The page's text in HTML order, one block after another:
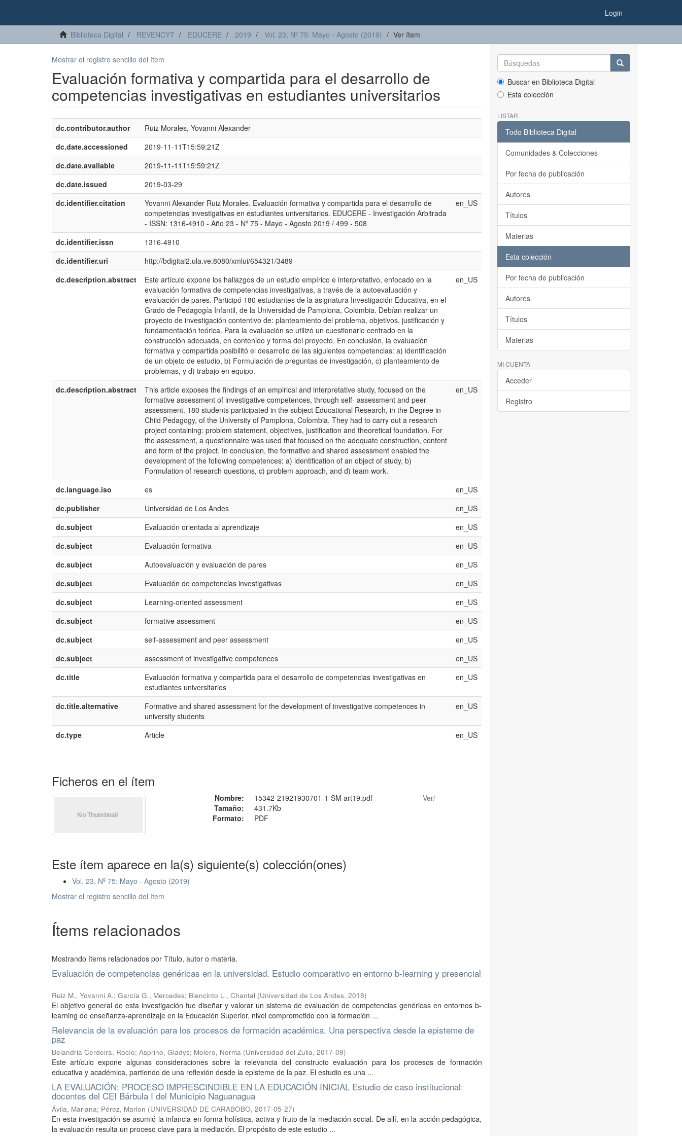
Login
Biblioteca Digital REVENCYT EDUCERE 2019 Vol. 23, Nº 75: Mayo - Agosto (2019) Ver ítem
Mostrar el registro sencillo del ítem
Evaluación formativa y compartida para el desarrollo de
competencias investigativas en estudiantes universitarios
dc.contributor.author
Ruiz Morales, Yovanni Alexander
dc.date.accessioned
2019-11-11T15:59:21Z
dc.date.available
2019-11-11T15:59:21Z
dc.date.issued
2019-03-29
dc.identifier.citation
Yovanni Alexander Ruiz Morales. Evaluación formativa y compartida para el desarrollo de
competencias investigativas en estudiantes universitarios. EDUCERE - Investigación Arbitrada
- ISSN: 1316-4910 - Año 23 - Nº 75 - Mayo - Agosto 2019 / 499 - 508
en_US
dc.identifier.issn
1316-4910
dc.identifier.uri
http://bdigital2.ula.ve:8080/xmlui/654321/3489
dc.description.abstract
Este artículo expone los hallazgos de un estudio empírico e interpretativo, enfocado en la
evaluación formativa de competencias investigativas, a través de la autoevaluación y
evaluación de pares. Participó 180 estudiantes de la asignatura Investigación Educativa, en el
Grado de Pedagogía Infantil, de la Universidad de Pamplona, Colombia. Debían realizar un
proyecto de investigación contentivo de: planteamiento del problema, objetivos, justificación y
fundamentación teórica. Para la evaluación se utilizó un cuestionario centrado en la
construcción adecuada, en contenido y forma del proyecto. En conclusión, la evaluación
formativa y compartida posibilitó el desarrollo de las siguientes competencias: a) identificación
de un objeto de estudio, b) Formulación de preguntas de investigación, c) planteamiento de
problemas, y d) trabajo en equipo.
en_US
dc.description.abstract
This article exposes the findings of an empirical and interpretative study, focused on the
formative assessment of investigative competences, through self- assessment and peer
assessment. 180 students participated in the subject Educational Research, in the Degree in
Child Pedagogy, of the University of Pamplona, Colombia. They had to carry out a research
project containing: problem statement, objectives, justification and theoretical foundation. For
the assessment, a questionnaire was used that focused on the adequate construction, content
and form of the project. In conclusion, the formative and shared assessment enabled the
development of the following competences: a) identification of an object of study, b)
Formulation of research questions, c) problem approach, and d) team work.
en_US
dc.language.iso es
en_US
dc.publisher
Universidad de Los Andes
en_US
dc.subject
Evaluación orientada al aprendizaje
en_US
dc.subject
Evaluación formativa
en_US
dc.subject
Autoevaluación y evaluación de pares
en_US
dc.subject
Evaluación de competencias investigativas
en_US
dc.subject
Learning-oriented assessment
en_US
dc.subject
formative assessment
en_US
dc.subject
self-assessment and peer assessment
en_US
dc.subject
assessment of investigative competences
en_US
dc.title
Evaluación formativa y compartida para el desarrollo de competencias investigativas en
estudiantes universitarios
en_US
dc.title.alternative
Formative and shared assessment for the development of investigative competences in
university students
en_US
dc.type Article en_US
Ficheros en el ítem
Nombre:
15342-21921930701-1-SM art19.pdf
Tamaño:
431.7Kb
Formato:
PDF
Ver/
Este ítem aparece en la(s) siguiente(s) colección(ones)
Vol. 23, Nº 75: Mayo - Agosto (2019)
Mostrar el registro sencillo del ítem
Ítems relacionados
Mostrando ítems relacionados por Título, autor o materia.
Evaluación de competencias genéricas en la universidad. Estudio comparativo en entorno b-learning y presencial
Ruiz M., Yovanni A.; García G., Mercedes; Biencinto L., Chantal (Universidad de Los Andes, 2018)
El objetivo general de esta investigación fue diseñar y valorar un sistema de evaluación de competencias genéricas en entornos b-
learning de enseñanza-aprendizaje en la Educación Superior, nivel comprometido con la formación ...
Relevancia de la evaluación para los procesos de formación académica. Una perspectiva desde la episteme de
paz
Belandria Cerdeira, Rocío; Asprino, Gladys; Molero, Norma (Universidad del Zulia, 2017-09)
Este artículo expone algunas consideraciones sobre la relevancia del constructo evaluación para los procesos de formación
educativa y académica, partiendo de una reflexión desde la episteme de la paz. El estudio es una ...
LA EVALUACIÓN: PROCESO IMPRESCINDIBLE EN LA EDUCACIÓN INICIAL Estudio de caso institucional:
docentes del CEI Bárbula I del Municipio Naguanagua
Ávila, Mariana; Pérez, Marlon (UNIVERSIDAD DE CARABOBO, 2017-05-27)
En esta investigación se asumió la infancia en forma holística, activa y fruto de la mediación social. De allí, en la acción pedagógica,
la evaluación resulta un proceso clave para la mediación. El propósito de este estudio ...
Buscar en Biblioteca Digital
Esta colección
LISTAR
Todo Biblioteca Digital
Comunidades & Colecciones
Por fecha de publicación
Autores
Títulos
Materias
Esta colección
Por fecha de publicación
Autores
Títulos
Materias
MI CUENTA
Acceder
Registro